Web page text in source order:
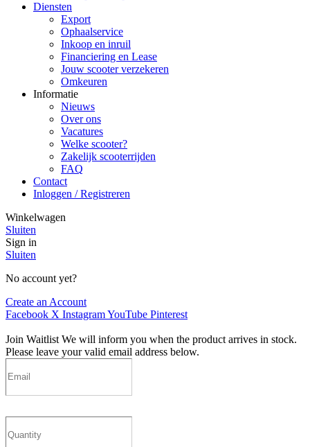
Diensten
Export
Ophaalservice
Inkoop en inruil
Financiering en Lease
Jouw scooter verzekeren
Omkeuren
Informatie
Nieuws
Over ons
Vacatures
Welke scooter?
Zakelijk scooterrijden
FAQ
Contact
Inloggen / Registreren
Winkelwagen
Sluiten
Sign in
Sluiten
No account yet?
Create an Account
Facebook X InstagramYouTube Pinterest
Join Waitlist We will inform you when the product arrives in stock.
Please leave your valid email address below.